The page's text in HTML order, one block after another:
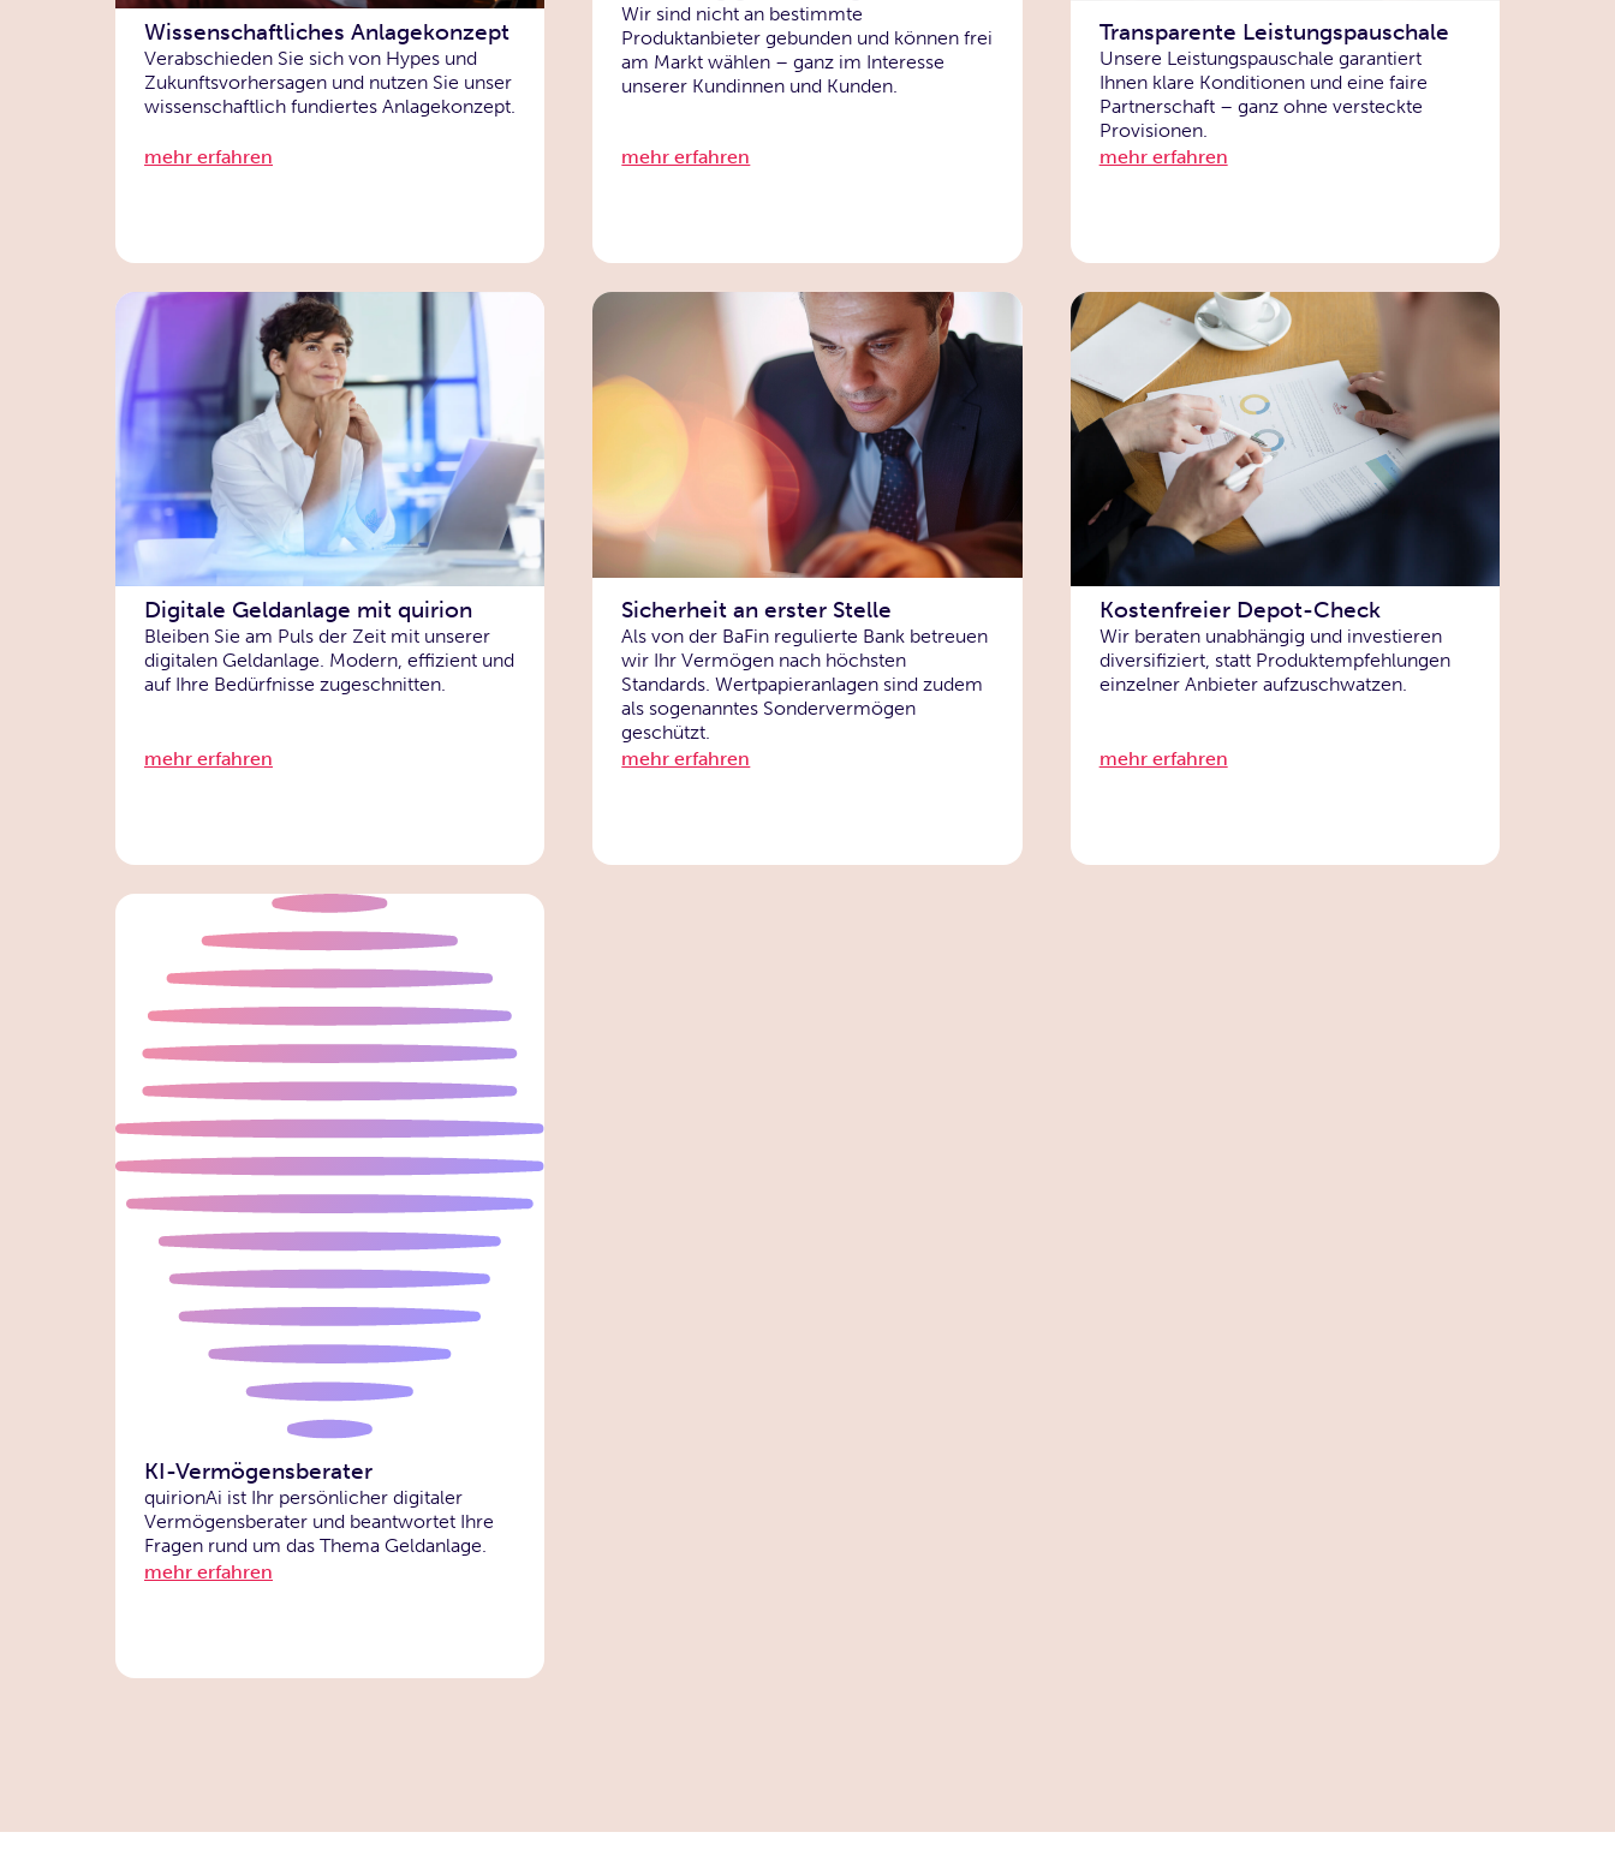
Wissenschaftliches Anlagekonzept
Verabschieden Sie sich von Hypes und
Zukunftsvorhersagen und nutzen Sie unser
wissenschaftlich fundiertes Anlagekonzept.
mehr erfahren
Wir sind nicht an bestimmte
Produktanbieter gebunden und können frei
am Markt wählen – ganz im Interesse
unserer Kundinnen und Kunden.
mehr erfahren
Transparente Leistungspauschale
Unsere Leistungspauschale garantiert
Ihnen klare Konditionen und eine faire
Partnerschaft – ganz ohne versteckte
Provisionen.
mehr erfahren
Digitale Geldanlage mit quirion
Bleiben Sie am Puls der Zeit mit unserer
digitalen Geldanlage. Modern, effizient und
auf Ihre Bedürfnisse zugeschnitten.
mehr erfahren
Sicherheit an erster Stelle
Als von der BaFin regulierte Bank betreuen
wir Ihr Vermögen nach höchsten
Standards. Wertpapieranlagen sind zudem
als sogenanntes Sondervermögen
geschützt.
mehr erfahren
Kostenfreier Depot-Check
Wir beraten unabhängig und investieren
diversifiziert, statt Produktempfehlungen
einzelner Anbieter aufzuschwatzen.
mehr erfahren
KI-Vermögensberater
quirionAi ist Ihr persönlicher digitaler
Vermögensberater und beantwortet Ihre
Fragen rund um das Thema Geldanlage.
mehr erfahren